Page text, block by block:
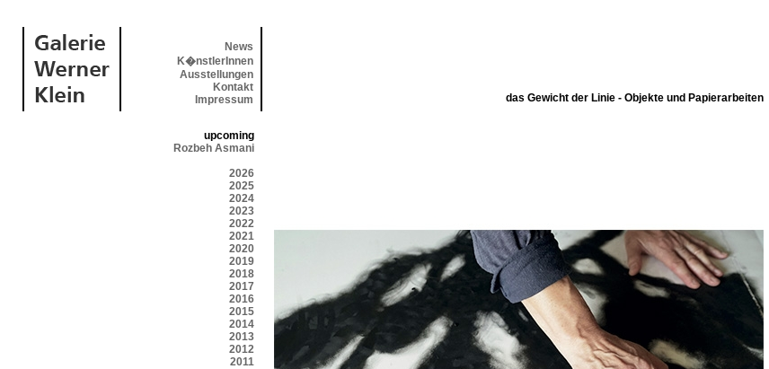
News
K�nstlerInnen
Ausstellungen
Kontakt
Impressum
das Gewicht der Linie - Objekte und Papierarbeiten
upcoming
Rozbeh Asmani
2026
2025
2024
2023
2022
2021
2020
2019
2018
2017
2016
2015
2014
2013
2012
2011